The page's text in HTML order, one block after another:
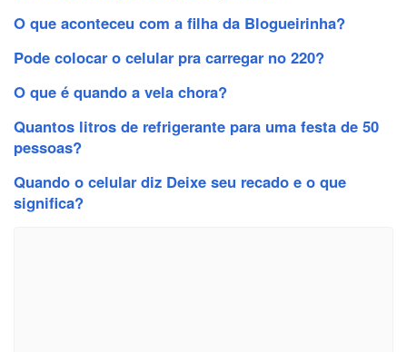
O que aconteceu com a filha da Blogueirinha?
Pode colocar o celular pra carregar no 220?
O que é quando a vela chora?
Quantos litros de refrigerante para uma festa de 50
pessoas?
Quando o celular diz Deixe seu recado e o que
significa?